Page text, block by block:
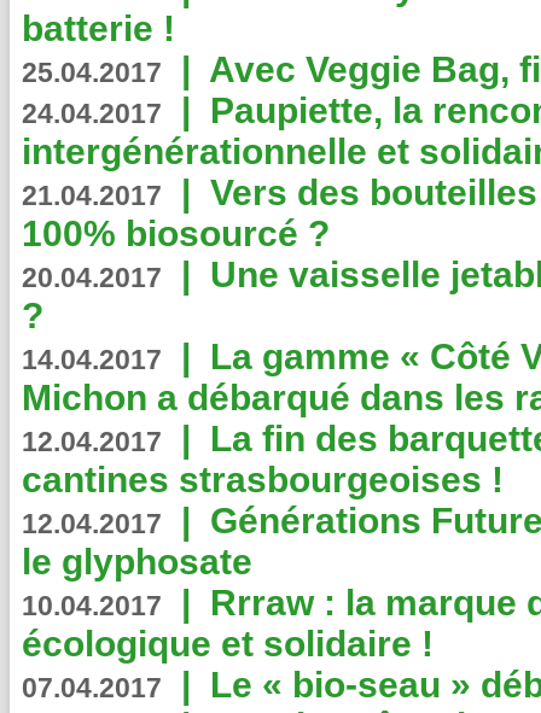
batterie !
25.04.2017 | Avec Veggie Bag,
24.04.2017 | Paupiette, la
intergénérationnelle et
21.04.2017 | Vers des
100% biosourcé ?
20.04.2017 | Une vaisselle
?
14.04.2017 | La gamme « Côté
Michon a débarqué dans les
12.04.2017 | La fin des
cantines strasbourgeoises !
12.04.2017 | Générations
le glyphosate
10.04.2017 | Rrraw : la marque
écologique et solidaire !
07.04.2017 | Le « bio-seau »